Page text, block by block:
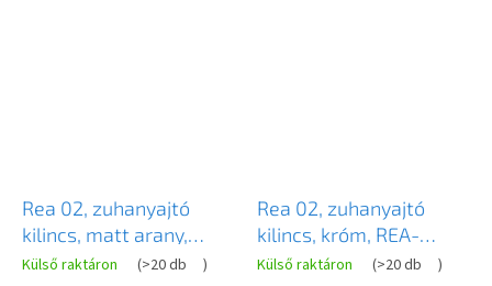
Rea 02, zuhanyajtó
kilincs, matt arany,
REA-03704
Külső raktáron (>20 db )
Rea 02, zuhanyajtó
kilincs, króm, REA-
03705
Külső raktáron (>20 db )